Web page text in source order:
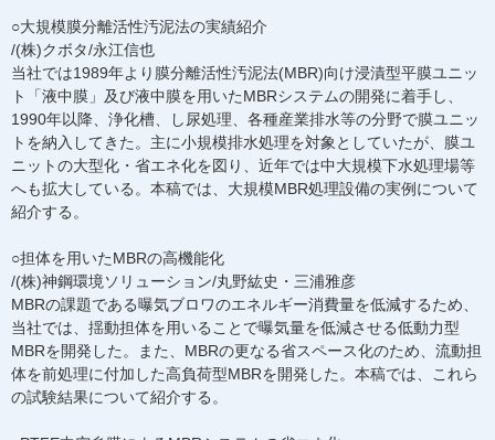
○大規模膜分離活性汚泥法の実績紹介
/(株)クボタ/永江信也
当社では1989年より膜分離活性汚泥法(MBR)向け浸漬型平膜ユニッ
ト「液中膜」及び液中膜を用いたMBRシステムの開発に着手し、
1990年以降、浄化槽、し尿処理、各種産業排水等の分野で膜ユニッ
トを納入してきた。主に小規模排水処理を対象としていたが、膜ユ
ニットの大型化・省エネ化を図り、近年では中大規模下水処理場等
へも拡大している。本稿では、大規模MBR処理設備の実例について
紹介する。
○担体を用いたMBRの高機能化
/(株)神鋼環境ソリューション/丸野紘史・三浦雅彦
MBRの課題である曝気ブロワのエネルギー消費量を低減するため、
当社では、揺動担体を用いることで曝気量を低減させる低動力型
MBRを開発した。また、MBRの更なる省スペース化のため、流動担
体を前処理に付加した高負荷型MBRを開発した。本稿では、これら
の試験結果について紹介する。